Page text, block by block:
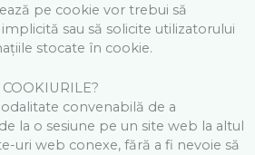
pe cookie vor trebui să
sau să solicite utilizatorului
stocate în cookie.
COOKIURILE?
convenabilă de a
la o sesiune pe un site web la altul
uri web conexe, fără a fi nevoie să